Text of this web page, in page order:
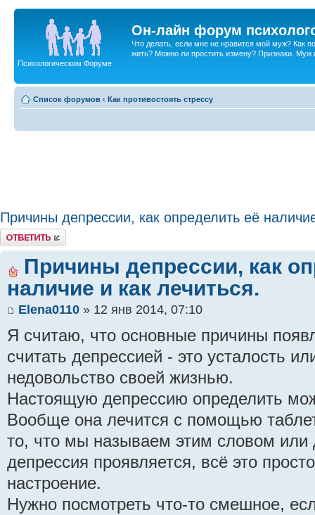
Он-лайн форум
Что делать, если мне не нравится мой муж? Как
жить? Можно ли простить измену? Признаки. Муж
Психологическом Форуме
Список форумов ‹ Как противостоять стрессу
Причины депрессии, как определить её
Ответить
Причины депрессии, как
наличие и как лечиться.
Elena0110 » 12 янв 2014, 07:10
Я считаю, что основные причины
считать депрессией - это усталость
недовольство своей жизнью.
Настоящую депрессию определить
Вообще она лечится с помощью
то, что мы называем этим словом или
депрессия проявляется, всё это
настроение.
Нужно посмотреть что-то смешное,